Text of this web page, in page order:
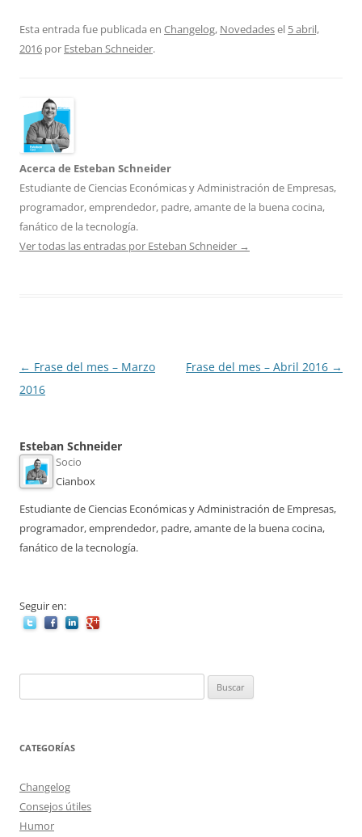
Esta entrada fue publicada en Changelog, Novedadesel 5 abril,
2016 por Esteban Schneider.
Acerca de Esteban Schneider
Estudiante de Ciencias Económicas y Administración de Empresas,
programador, emprendedor, padre, amante de la buena cocina,
fanático de la tecnología.
Ver todas las entradas por Esteban Schneider →
Navegación
de
← Frase del mes – Marzo
2016
Frase del mes – Abril 2016 →
Esteban Schneider
Socio
Cianbox
Estudiante de Ciencias Económicas y Administración de Empresas,
programador, emprendedor, padre, amante de la buena cocina,
fanático de la tecnología.
Seguir en:
CATEGORÍAS
Changelog
Consejos útiles
Humor